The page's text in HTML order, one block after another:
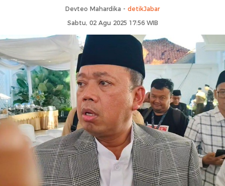
Devteo Mahardika - detikJabar
Sabtu, 02 Agu 2025 17:56 WIB